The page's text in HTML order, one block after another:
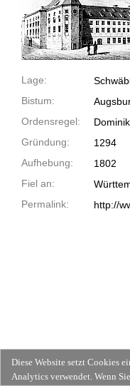
Lage:
Bistum:
Ordensregel:
Gründung:
1294
Aufhebung:
1802
Fiel an:
Permalink:
http://
Diese Website setzt Cookies
Analytics verwendet. Wenn